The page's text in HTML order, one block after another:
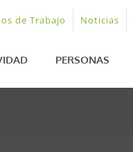
de Trabajo Noticias
PERSONAS